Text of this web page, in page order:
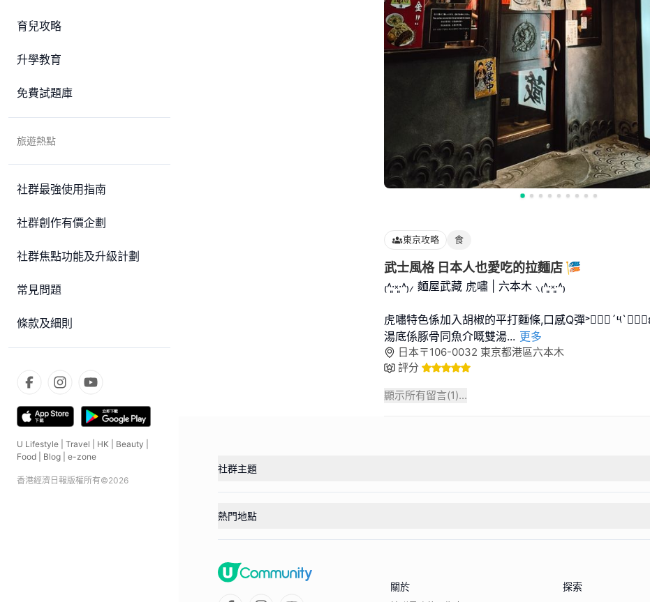
育兒攻略
升學教育
免費試題庫
旅遊熱點
社群最強使用指南
社群創作有價企劃
社群焦點功能及升級計劃
常見問題
條款及細則
U Lifestyle Travel HK Beauty
Food
Blog e-zone
香港經濟日報版權所有©2026
東京攻略 食
武士風格 日本人也愛吃的拉麵店 🎏
₍˄·͈༝·͈˄₎⸝ 麵屋武藏 虎嘯 | 六本木 ⸜₍˄·͈༝·͈˄₎
虎嘯特色係加入胡椒的平打麵條,口感Q彈˃๑⃙⃘´༥`
湯底係豚骨同魚介嘅雙湯... 更多
日本〒106-0032 東京都港區六本木
評分
顯示所有留言(1)...
社群主題
熱門地點
關於 探索